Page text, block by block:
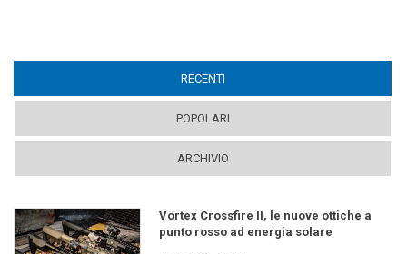
RECENTI
POPOLARI
ARCHIVIO
Vortex Crossfire II, le nuove ottiche a
punto rosso ad energia solare